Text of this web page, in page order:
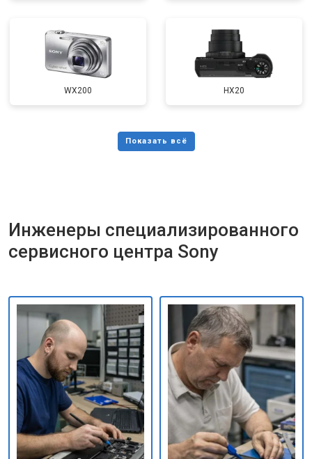
WX200 HX20
Инженеры специализированного
сервисного центра Sony